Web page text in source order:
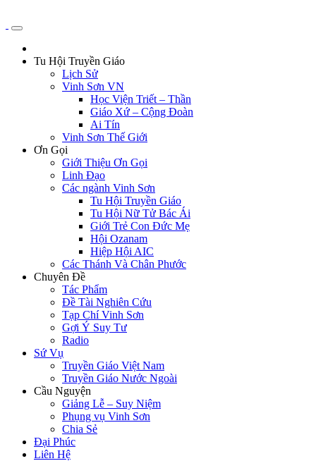
Tu Hội Truyền Giáo
Lịch Sử
Vinh Sơn VN
Học Viện Triết – Thần
Giáo Xứ – Cộng Đoàn
Ai Tín
Vinh Sơn Thế Giới
Ơn Gọi
Giới Thiệu Ơn Gọi
Linh Đạo
Các ngành Vinh Sơn
Tu Hội Truyền Giáo
Tu Hội Nữ Tử Bác Ái
Giới Trẻ Con Đức Mẹ
Hội Ozanam
Hiệp Hội AIC
Các Thánh Và Chân Phước
Chuyên Đề
Tác Phẩm
Đề Tài Nghiên Cứu
Tạp Chí Vinh Sơn
Gợi Ý Suy Tư
Radio
Sứ Vụ
Truyền Giáo Việt Nam
Truyền Giáo Nước Ngoài
Cầu Nguyện
Giảng Lễ – Suy Niệm
Phụng vụ Vinh Sơn
Chia Sẻ
Đại Phúc
Liên Hệ